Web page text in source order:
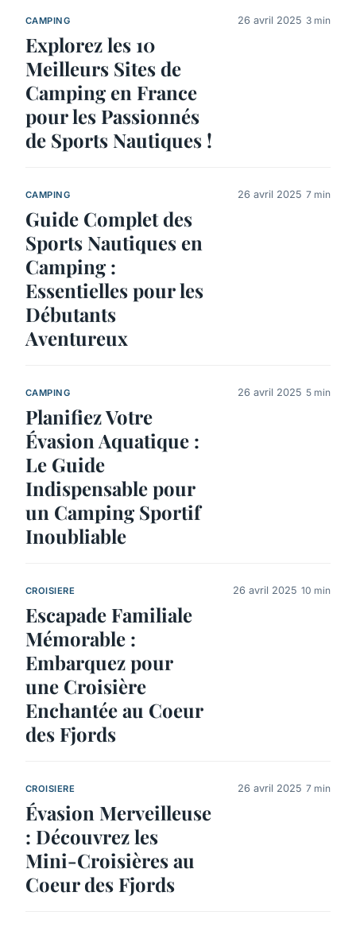
CAMPING
Explorez les 10
Meilleurs Sites de
Camping en France
pour les Passionnés
de Sports Nautiques !
26 avril 2025 3 min
CAMPING
Guide Complet des
Sports Nautiques en
Camping :
Essentielles pour les
Débutants
Aventureux
26 avril 2025 7 min
CAMPING
Planifiez Votre
Évasion Aquatique :
Le Guide
Indispensable pour
un Camping Sportif
Inoubliable
26 avril 2025 5 min
CROISIERE
Escapade Familiale
Mémorable :
Embarquez pour
une Croisière
Enchantée au Coeur
des Fjords
26 avril 2025 10 min
CROISIERE
Évasion Merveilleuse
: Découvrez les
Mini-Croisières au
Coeur des Fjords
26 avril 2025 7 min